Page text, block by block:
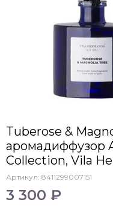
Tuberose &
аромадиффузор
Collection, Vila
Артикул: 8411299007151
3 300 ₽